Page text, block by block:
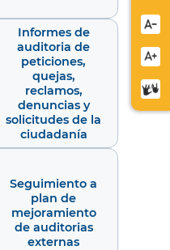
de
Informes de
auditoria de
peticiones,
quejas,
reclamos,
denuncias y
solicitudes de la
ciudadanía
Seguimiento a
plan de
mejoramiento
de auditorias
externas